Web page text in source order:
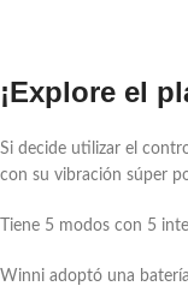
¡Explore el
Si decide utilizar el
con su vibración súper
Tiene 5 modos con 5
Winni adoptó una